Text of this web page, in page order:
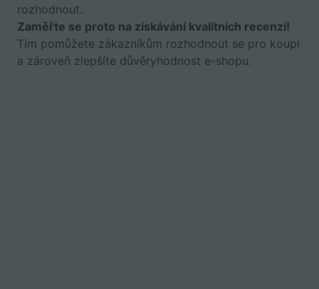
rozhodnout.
Zaměřte se proto na získávání kvalitních recenzí!
Tím pomůžete zákazníkům rozhodnout se pro koupi
a zároveň zlepšíte důvěryhodnost e-shopu.